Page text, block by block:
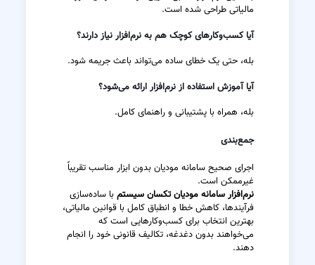
مالیاتی طراحی شده است.
آیا کسب‌وکارهای کوچک هم به نرم‌افزار نیاز دارند؟
بله، حتی یک خطای ساده می‌تواند باعث جریمه شود.
آیا آموزش استفاده از نرم‌افزار ارائه می‌شود؟
بله، همراه با پشتیبانی و راهنمای کامل.
جمع‌بندی
اجرای صحیح سامانه مودیان بدون ابزار مناسب تقریباً
غیرممکن است.
نرم‌افزار سامانه مودیان تکسان سیستمبا ساده‌سازی
فرآیندها، کاهش خطا و انطباق کامل با قوانین مالیاتی،
بهترین انتخاب برای کسب‌وکارهایی است که
می‌خواهند بدون دغدغه، تکالیف قانونی خود را انجام
دهند.